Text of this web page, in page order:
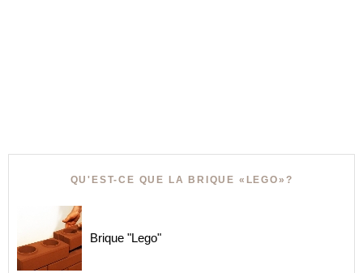
QU'EST-CE QUE LA BRIQUE «LEGO»?
Brique "Lego"